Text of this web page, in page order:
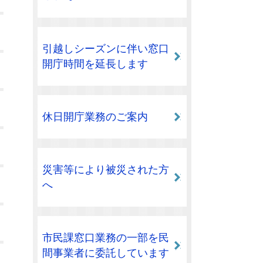
引越しシーズンに伴い窓口
開庁時間を延長します
休日開庁業務のご案内
災害等により被災された方
へ
市民課窓口業務の一部を民
間事業者に委託しています